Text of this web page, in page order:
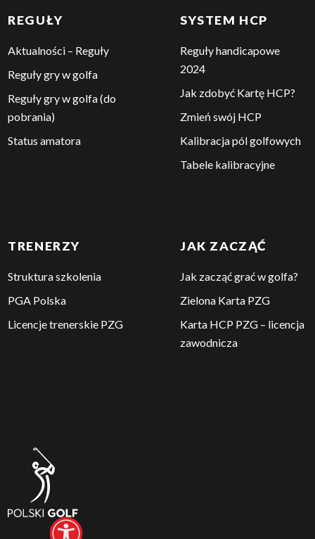
REGUŁY
Aktualności – Reguły
Reguły gry w golfa
Reguły gry w golfa (do
pobrania)
Status amatora
SYSTEM HCP
Reguły handicapowe
2024
Jak zdobyć Kartę HCP?
Zmień swój HCP
Kalibracja pól golfowych
Tabele kalibracyjne
TRENERZY
Struktura szkolenia
PGA Polska
Licencje trenerskie PZG
JAK ZACZĄĆ
Jak zacząć grać w golfa?
Zielona Karta PZG
Karta HCP PZG – licencja
zawodnicza